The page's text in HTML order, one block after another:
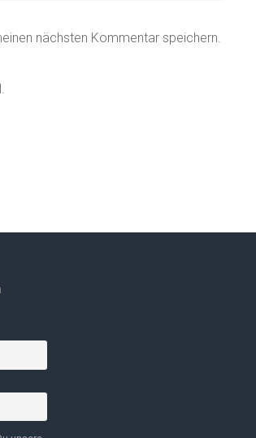
nächsten Kommentar speichern.